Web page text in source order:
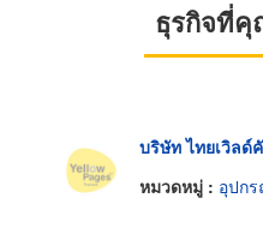
ธุรกิจที่คุ
บริษัท ไทยเวิลด์
หมวดหมู่ : อุปกรณ์